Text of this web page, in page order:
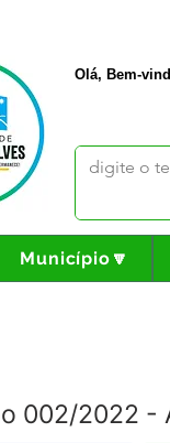
Olá, Bem-
Município🔽
002/2022 -